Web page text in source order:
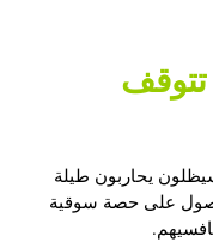
يحاربون طيلة
على حصة سوقية